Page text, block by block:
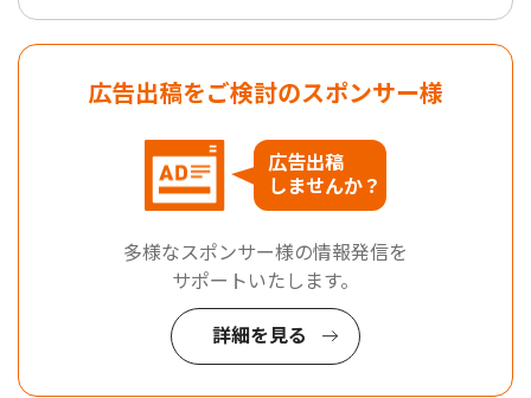
広告出稿をご検討のスポンサー様
広告出稿
しませんか？
多様なスポンサー様の情報発信を
サポートいたします。
詳細を見る